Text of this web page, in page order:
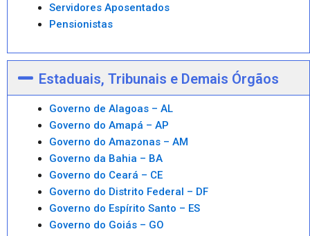
Servidores Aposentados
Pensionistas
Estaduais, Tribunais e Demais Órgãos
Governo de Alagoas – AL
Governo do Amapá – AP
Governo do Amazonas – AM
Governo da Bahia – BA
Governo do Ceará – CE
Governo do Distrito Federal – DF
Governo do Espírito Santo – ES
Governo do Goiás – GO